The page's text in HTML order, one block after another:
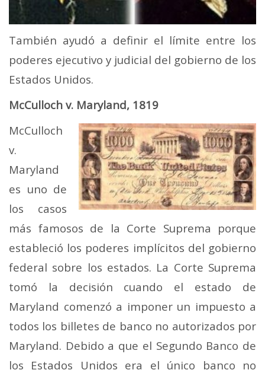
También ayudó a definir el límite entre los
poderes ejecutivo y judicial del gobierno de los
Estados Unidos.
McCulloch v. Maryland, 1819
McCulloch
v.
Maryland
es uno de
los casos
más famosos de la Corte Suprema porque
estableció los poderes implícitos del gobierno
federal sobre los estados. La Corte Suprema
tomó la decisión cuando el estado de
Maryland comenzó a imponer un impuesto a
todos los billetes de banco no autorizados por
Maryland. Debido a que el Segundo Banco de
los Estados Unidos era el único banco no